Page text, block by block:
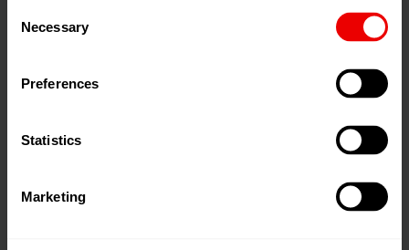
Selection
Necessary
Preferences
Statistics
Marketing
und PA bis hin zu Spezialkunststoffen wie PPS und
TPU. Alle diese und weitere Rohstoffe können mit dem
Neumag Meltblown-Verfahren sicher verarbeitet werden.
Filterabscheideleistung